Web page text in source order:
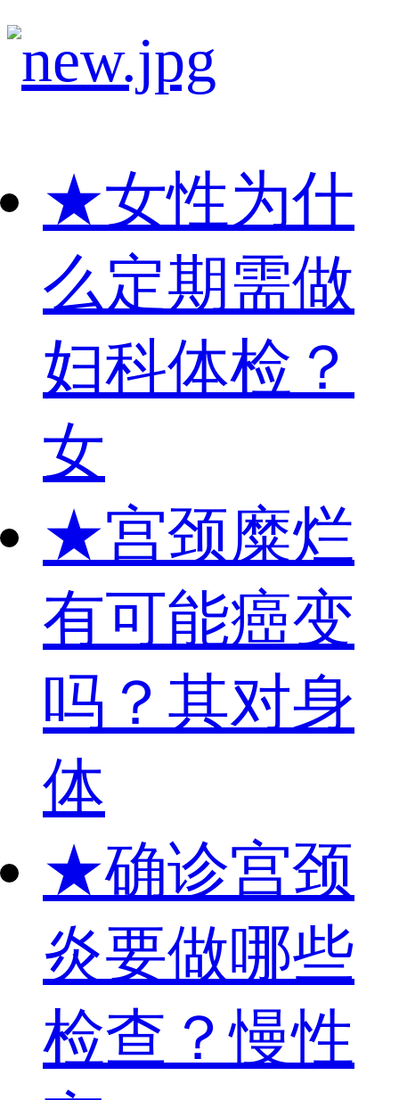
★女性为什
么定期需做
妇科体检？
女
★宫颈糜烂
有可能癌变
吗？其对身
体
★确诊宫颈
炎要做哪些
检查？慢性